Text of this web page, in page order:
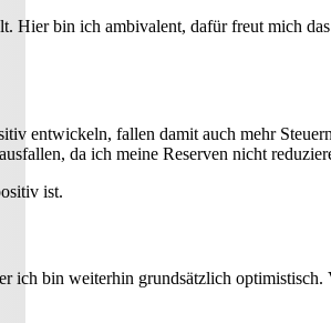
Hier bin ich ambivalent, dafür freut mich
entwickeln, fallen damit auch mehr
da ich meine Reserven nicht
ist.
ich bin weiterhin grundsätzlich